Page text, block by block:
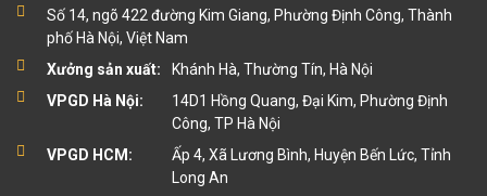
Số 14, ngõ 422 đường Kim Giang, Phường Định Công, Thành
phố Hà Nội, Việt Nam
Xưởng sản xuất:
Khánh Hà, Thường Tín, Hà Nội
VPGD Hà Nội:
14D1 Hồng Quang, Đại Kim, Phường Định
Công, TP Hà Nội
VPGD HCM:
Ấp 4, Xã Lương Bình, Huyện Bến Lức, Tỉnh
Long An